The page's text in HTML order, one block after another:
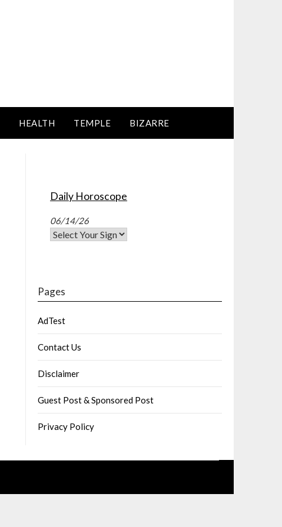
HEALTH TEMPLE BIZARRE
Daily Horoscope
06/14/26
Pages
AdTest
Contact Us
Disclaimer
Guest Post & Sponsored Post
Privacy Policy